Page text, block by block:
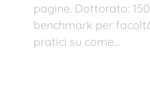
pagine. Dottorato:
benchmark per
pratici su come…